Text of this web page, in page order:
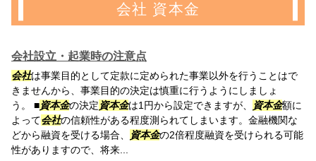
会社 資本金
会社設立・起業時の注意点
会社は事業目的として定款に定められた事業以外を行うことはで
きませんから、事業目的の決定は慎重に行うようにしましょ
う。 ■資本金の決定資本金は1円から設定できますが、 資本金額に
よって会社の信頼性がある程度測られてしまいます。金融機関な
どから融資を受ける場合、
資本金の2倍程度融資を受けられる可能
性がありますので、将来...